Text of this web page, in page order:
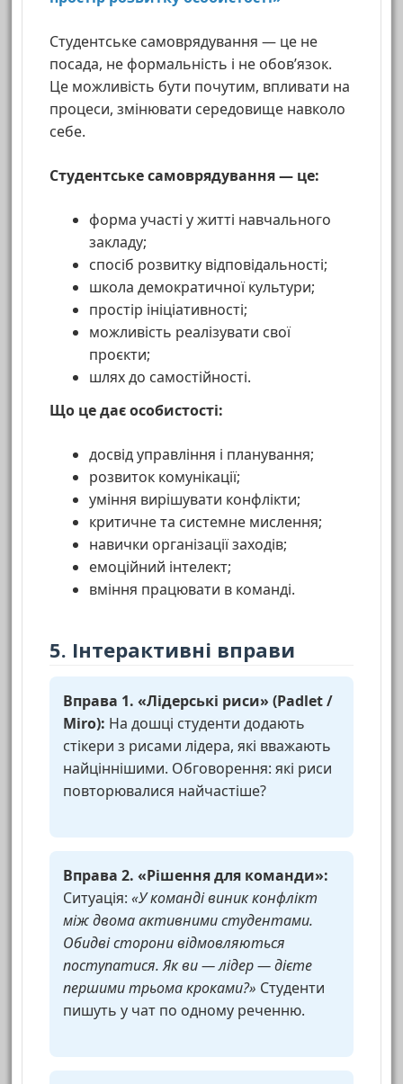
Студентське самоврядування — це не
посада, не формальність і не обов’язок.
Це можливість бути почутим, впливати на
процеси, змінювати середовище навколо
себе.
Студентське самоврядування — це:
форма участі у житті навчального
закладу;
спосіб розвитку відповідальності;
школа демократичної культури;
простір ініціативності;
можливість реалізувати свої
проєкти;
шлях до самостійності.
Що це дає особистості:
досвід управління і планування;
розвиток комунікації;
уміння вирішувати конфлікти;
критичне та системне мислення;
навички організації заходів;
емоційний інтелект;
вміння працювати в команді.
5. Інтерактивні вправи
Вправа 1. «Лідерські риси» (Padlet /
Miro): На дошці студенти додають
стікери з рисами лідера, які вважають
найціннішими. Обговорення: які риси
повторювалися найчастіше?
Вправа 2. «Рішення для команди»:
Ситуація:«У команді виник конфлікт
між двома активними студентами.
Обидві сторони відмовляються
поступатися. Як ви — лідер — дієте
першими трьома кроками?» Студенти
пишуть у чат по одному реченню.